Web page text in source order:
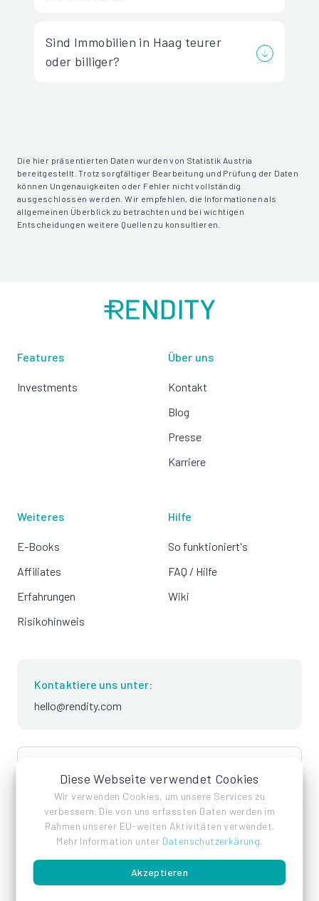
Diese Webseite verwendet Cookies
Wir verwenden Cookies, um unsere Services zu
verbessern. Die von uns erfassten Daten werden im
Rahmen unserer EU-weiten Aktivitäten verwendet.
Mehr Information unter Datenschutzerkärung.
Akzeptieren
Sind Immobilien in Haag teurer
oder billiger?
Die hier präsentierten Daten wurden von Statistik Austria
bereitgestellt. Trotz sorgfältiger Bearbeitung und Prüfung der Daten
können Ungenauigkeiten oder Fehler nicht vollständig
ausgeschlossen werden. Wir empfehlen, die Informationen als
allgemeinen Überblick zu betrachten und bei wichtigen
Entscheidungen weitere Quellen zu konsultieren.
Features
Investments
Über uns
Kontakt
Blog
Presse
Karriere
Weiteres
E-Books
Affiliates
Erfahrungen
Risikohinweis
Hilfe
So funktioniert's
FAQ / Hilfe
Wiki
Kontaktiere uns unter:
hello@rendity.com
language
ImpressumDatenschutzAGB